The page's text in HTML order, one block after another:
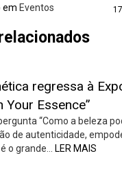
em Eventos
regressa à
Your Essence”
“Como a beleza
de autenticidade,
o grande…
LER MAIS